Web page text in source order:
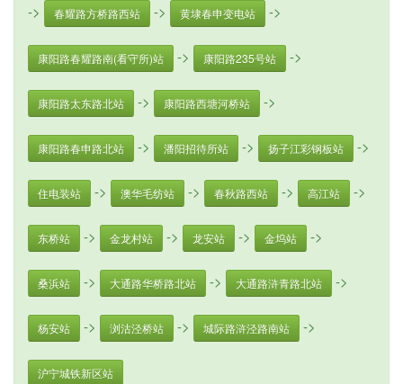
-> 春耀路方桥路西站 -> 黄埭春申变电站 ->
康阳路春耀路南(看守所)站 -> 康阳路235号站 ->
康阳路太东路北站 -> 康阳路西塘河桥站 ->
康阳路春申路北站 -> 潘阳招待所站 -> 扬子江彩钢板站 ->
住电装站 -> 澳华毛纺站 -> 春秋路西站 -> 高江站 ->
东桥站 -> 金龙村站 -> 龙安站 -> 金坞站 ->
桑浜站 -> 大通路华桥路北站 -> 大通路浒青路北站 ->
杨安站 -> 浏沽泾桥站 -> 城际路浒泾路南站 ->
沪宁城铁新区站